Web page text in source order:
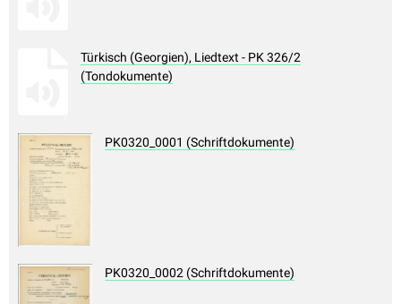
Türkisch (Georgien), Liedtext - PK 326/2
(Tondokumente)
PK0320_0001 (Schriftdokumente)
PK0320_0002 (Schriftdokumente)